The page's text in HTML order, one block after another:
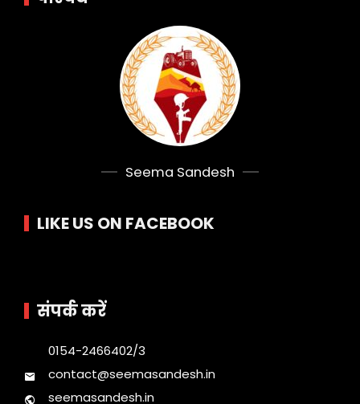
Seema Sandesh
LIKE US ON FACEBOOK
संपर्क करें
0154-2466402/3
contact@seemasandesh.in
seemasandesh.in